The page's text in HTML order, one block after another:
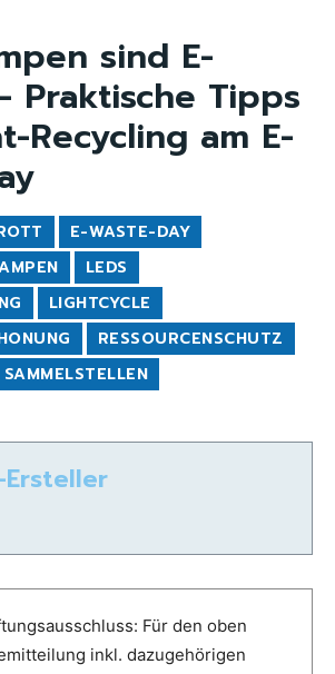
sind E-
Praktische Tipps
Recycling am E-
E-WASTE-DAY
LEDS
LIGHTCYCLE
RESSOURCENSCHUTZ
SAMMELSTELLEN
Ersteller
Für den oben
inkl. dazugehörigen